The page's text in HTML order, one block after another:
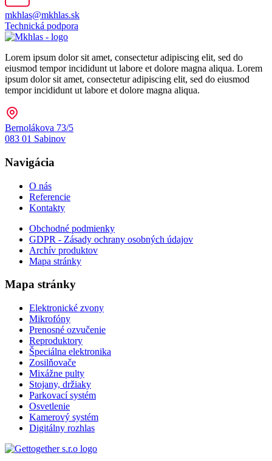
mkhlas@mkhlas.sk
Technická podpora
Lorem ipsum dolor sit amet, consectetur adipiscing elit, sed do
eiusmod tempor incididunt ut labore et dolore magna aliqua. Lorem
ipsum dolor sit amet, consectetur adipiscing elit, sed do eiusmod
tempor incididunt ut labore et dolore magna aliqua.
Bernolákova 73/5
083 01 Sabinov
Navigácia
O nás
Referencie
Kontakty
Obchodné podmienky
GDPR - Zásady ochrany osobných údajov
Archív produktov
Mapa stránky
Mapa stránky
Elektronické zvony
Mikrofóny
Prenosné ozvučenie
Reproduktory
Špeciálna elektronika
Zosilňovače
Mixážne pulty
Stojany, držiaky
Parkovací systém
Osvetlenie
Kamerový systém
Digitálny rozhlas